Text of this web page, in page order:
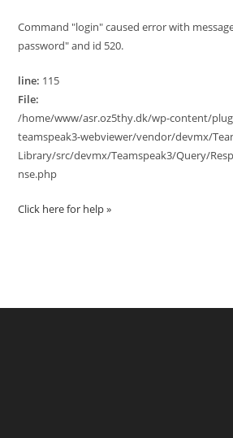
Command "login" caused error with
password" and id 520.
line: 115
File:
/home/www/asr.oz5thy.dk/wp-content/
teamspeak3-webviewer/vendor/devmx/
Library/src/devmx/Teamspeak3/Query/
nse.php
Click here for help »